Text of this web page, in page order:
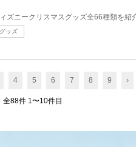
グッズ
4 5 6 7 8 9 ›
全88件 1〜10件目